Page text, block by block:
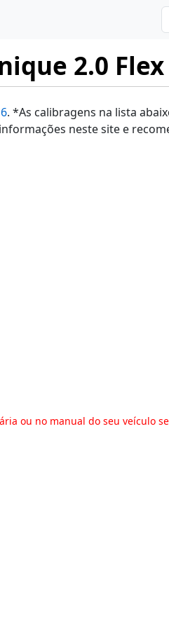
2.0 Flex
. *As calibragens na lista
neste site e
ou no manual do seu veículo